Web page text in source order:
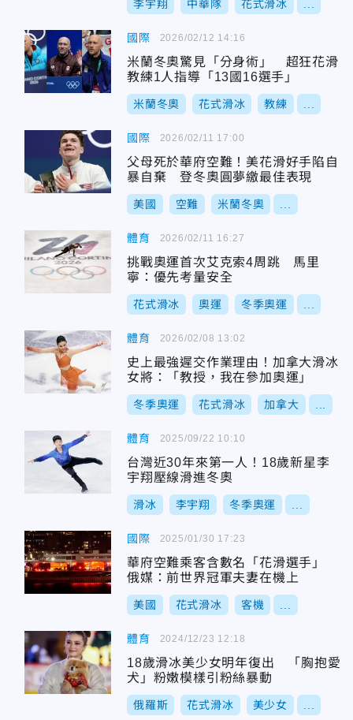
李宇翔 中華隊 花式滑冰
國際
米蘭冬奧驚見「分身術」 超狂花滑
教練1人指導「13國16選手」
米蘭冬奧 花式滑冰 教練
2026/02/12 14:16
國際
父母死於華府空難！美花滑好手陷自
暴自棄 登冬奧圓夢繳最佳表現
美國 空難 米蘭冬奧
2026/02/11 17:00
體育
挑戰奧運首次艾克索4周跳 馬里
寧：優先考量安全
花式滑冰 奧運 冬季奧運
2026/02/11 16:27
體育
史上最強遲交作業理由！加拿大滑冰
女將：「教授，我在參加奧運」
冬季奧運 花式滑冰 加拿大
2026/02/08 13:02
體育
台灣近30年來第一人！18歲新星李
宇翔壓線滑進冬奧
滑冰 李宇翔 冬季奧運
2025/09/22 10:10
國際
華府空難乘客含數名「花滑選手」
俄媒：前世界冠軍夫妻在機上
美國 花式滑冰 客機
2025/01/30 17:23
體育
18歲滑冰美少女明年復出 「胸抱愛
犬」粉嫩模樣引粉絲暴動
俄羅斯 花式滑冰 美少女
2024/12/23 12:18